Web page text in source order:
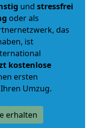
und stressfrei
oder als
das
ist
kostenlose
ersten
Umzug.
erhalten